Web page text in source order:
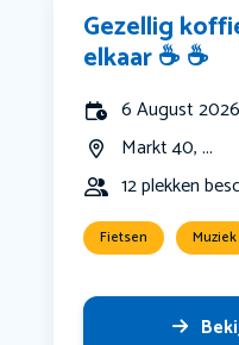
Gezellig
elkaar ☕️ ☕️
6 August
Markt 40, ...
12 plekken
Fietsen Muziek